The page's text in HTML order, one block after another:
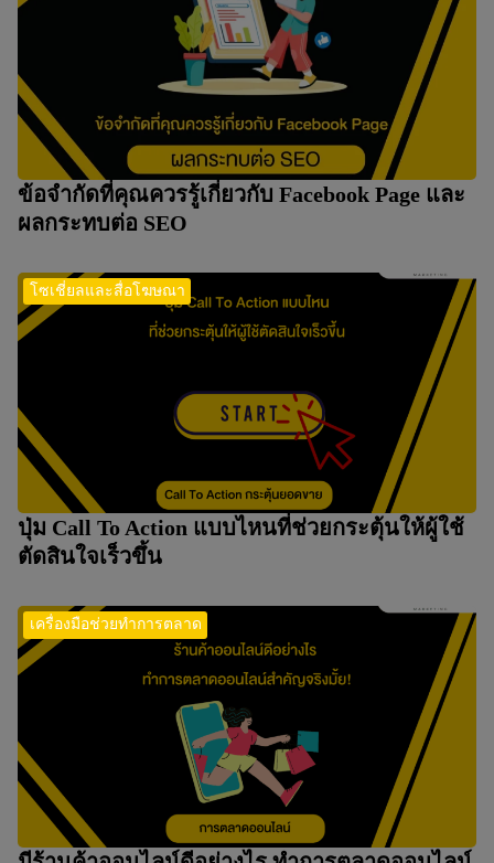
ข้อจำกัดที่คุณควรรู้เกี่ยวกับ Facebook Page และ
ผลกระทบต่อ SEO
โซเชี่ยลและสื่อโฆษณา
ปุ่ม Call To Action แบบไหนที่ช่วยกระตุ้นให้ผู้ใช้
ตัดสินใจเร็วขึ้น
เครื่องมือช่วยทำการตลาด